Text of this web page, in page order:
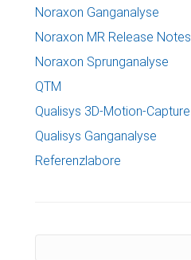
Noraxon Ganganalyse
Noraxon MR Release Notes
Noraxon Sprunganalyse
QTM
Qualisys 3D-Motion-Capture
Qualisys Ganganalyse
Referenzlabore